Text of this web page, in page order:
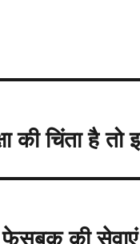
की चिंता है
की सेवाएं